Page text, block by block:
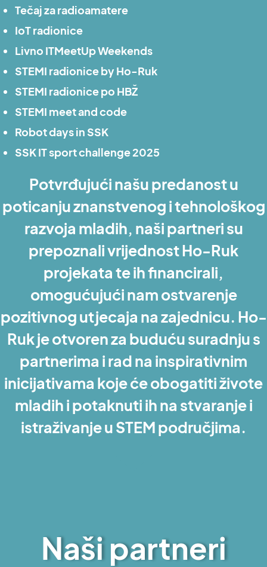
Tečaj za radioamatere
IoT radionice
Livno ITMeetUp Weekends
STEMI radionice by Ho-Ruk
STEMI radionice po HBŽ
STEMI meet and code
Robot days in SSK
SSK IT sport challenge 2025
Potvrđujući našu predanost u
poticanju znanstvenog i tehnološkog
razvoja mladih, naši partneri su
prepoznali vrijednost Ho-Ruk
projekata te ih financirali,
omogućujući nam ostvarenje
pozitivnog utjecaja na zajednicu. Ho-
Ruk je otvoren za buduću suradnju s
partnerima i rad na inspirativnim
inicijativama koje će obogatiti živote
mladih i potaknuti ih na stvaranje i
istraživanje u STEM područjima.
Naši partneri